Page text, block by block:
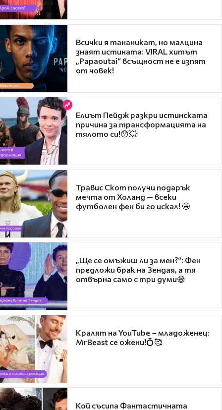
Всички я тананикат, но малцина
знаят истината: VIRAL хитът
„Papaoutai“ всъщност не е изпят
от човек!
Елиът Пейдж разкри истинската
причина за трансформацията на
тялото си!😯💥
Травис Скот получи подарък
мечта от Холанд — всеки
футболен фен би го искал! 🤩
„Ще се омъжиш ли за мен?“: Фен
предложи брак на Зендая, а тя
отвърна само с три думи😅
Кралят на YouTube – младоженец:
MrBeast се ожени!💍🥰
Кой съсипа Фантастичната